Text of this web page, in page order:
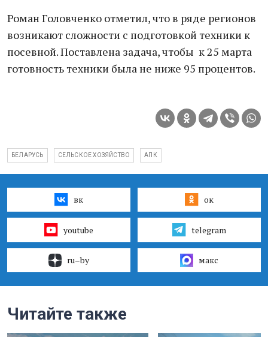
Роман Головченко отметил, что в ряде регионов
возникают сложности с подготовкой техники к
посевной. Поставлена задача, чтобы к 25 марта
готовность техники была не ниже 95 процентов.
БЕЛАРУСЬ СЕЛЬСКОЕ ХОЗЯЙСТВО АПК
вк ок
youtube telegram
ru–by макс
Читайте также